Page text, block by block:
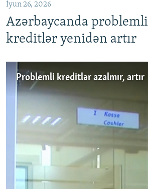
İyun 26, 2026
Azərbaycanda problemli
kreditlər yenidən artır
Problemli kreditlər azalmır, artır